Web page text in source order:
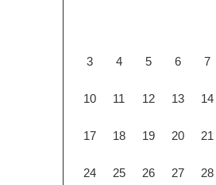
3 4 5 6 7
10 11 12 13 14
17 18 19 20 21
24 25 26 27 28